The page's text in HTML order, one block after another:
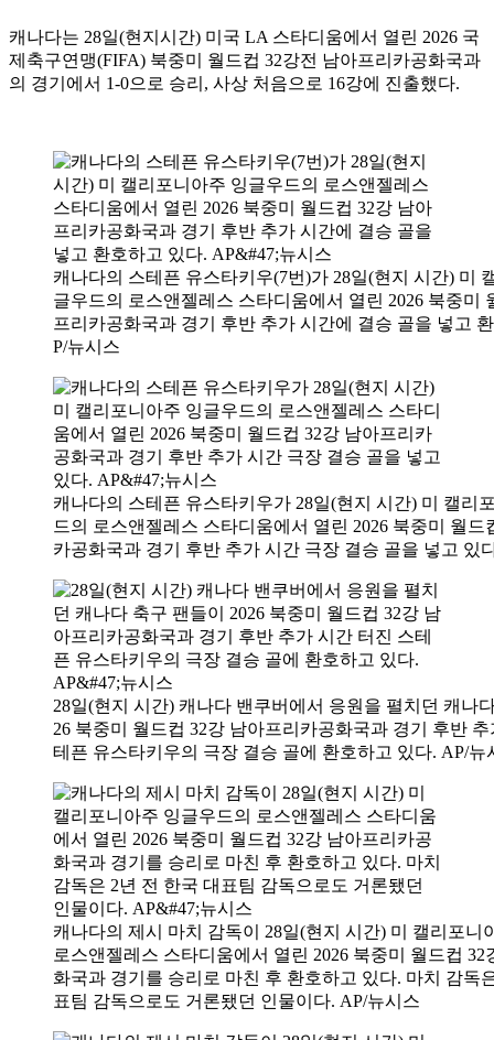
캐나다는 28일(현지시간) 미국 LA 스타디움에서 열린 2026 국
제축구연맹(FIFA) 북중미 월드컵 32강전 남아프리카공화국과
의 경기에서 1-0으로 승리, 사상 처음으로 16강에 진출했다.
캐나다의 스테픈 유스타키우(7번)가 28일(현지 시간) 미
글우드의 로스앤젤레스 스타디움에서 열린 2026 북중미
프리카공화국과 경기 후반 추가 시간에 결승 골을 넣고
P/뉴시스
캐나다의 스테픈 유스타키우가 28일(현지 시간) 미 캘리
드의 로스앤젤레스 스타디움에서 열린 2026 북중미 월드
카공화국과 경기 후반 추가 시간 극장 결승 골을 넣고 있
28일(현지 시간) 캐나다 밴쿠버에서 응원을 펼치던 캐나
26 북중미 월드컵 32강 남아프리카공화국과 경기 후반
테픈 유스타키우의 극장 결승 골에 환호하고 있다. AP/뉴
캐나다의 제시 마치 감독이 28일(현지 시간) 미 캘리포니
로스앤젤레스 스타디움에서 열린 2026 북중미 월드컵 32
화국과 경기를 승리로 마친 후 환호하고 있다. 마치 감독
표팀 감독으로도 거론됐던 인물이다. AP/뉴시스